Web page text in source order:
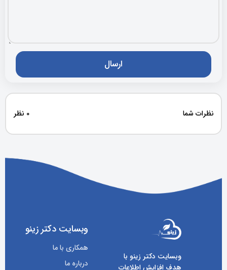
نظرات شما 0 نظر
وبسایت دکتر زینو با
هدف افزایش اطلاعات
وبسایت دکتر زینو
همکاری با ما
درباره ما